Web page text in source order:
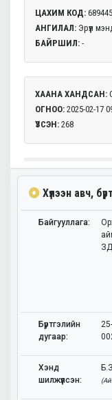
ЦАХИМ КОД:
АНГИЛАЛ: Эрүүл
БАЙРШИЛ: -
ХААНА ХАНДСАН:
ОГНОО: 2025-02-17
ҮЗСЭН: 268
Хүлээн авч,
Байгууллага:
Бүртгэлийн
дугаар:
25-
Хэнд
шилжүүлсэн: